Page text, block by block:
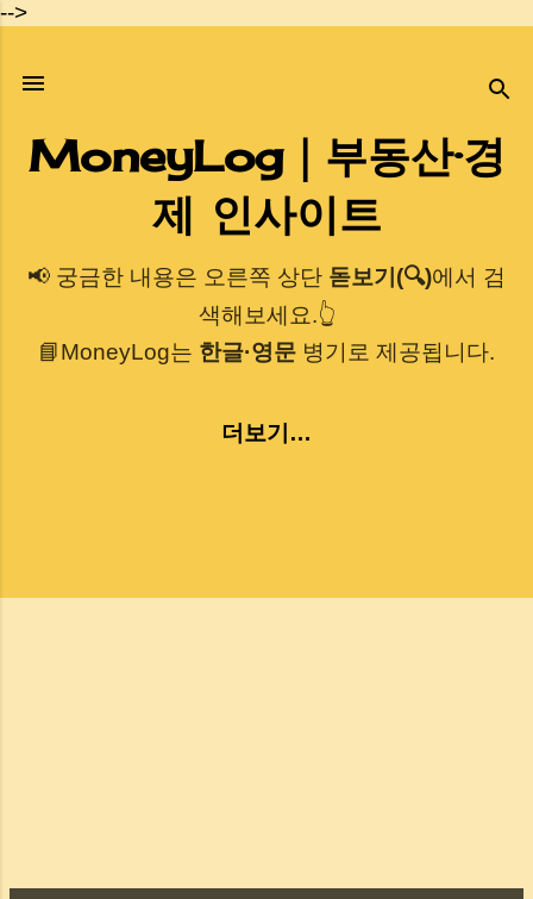
-->
기본 콘텐츠로 건너뛰기
MoneyLog｜부동산·경
제 인사이트
📢 궁금한 내용은 오른쪽 상단 돋보기(🔍)에서 검
색해보세요.👆
📘MoneyLog는 한글·영문 병기로 제공됩니다.
더보기…